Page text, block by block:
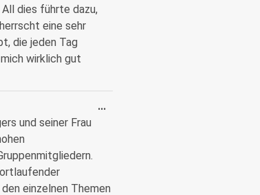
dies führte dazu,
eine sehr
die jeden Tag
wirklich gut
und seiner Frau
einzelnen Themen
...